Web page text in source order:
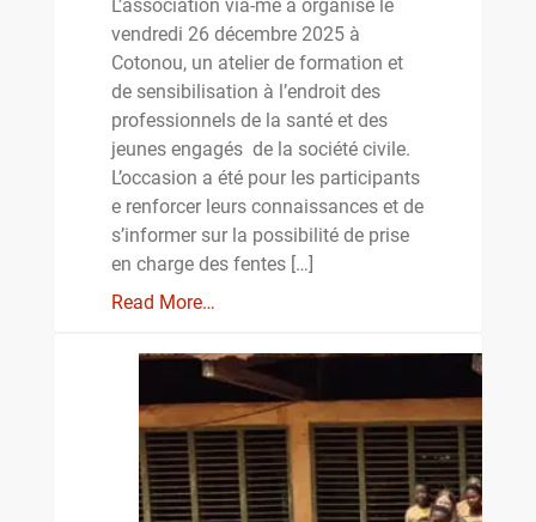
L’association via-me a organisé le
vendredi 26 décembre 2025 à
Cotonou, un atelier de formation et
de sensibilisation à l’endroit des
professionnels de la santé et des
jeunes engagés de la société civile.
L’occasion a été pour les participants
e renforcer leurs connaissances et de
s’informer sur la possibilité de prise
en charge des fentes […]
Read More…